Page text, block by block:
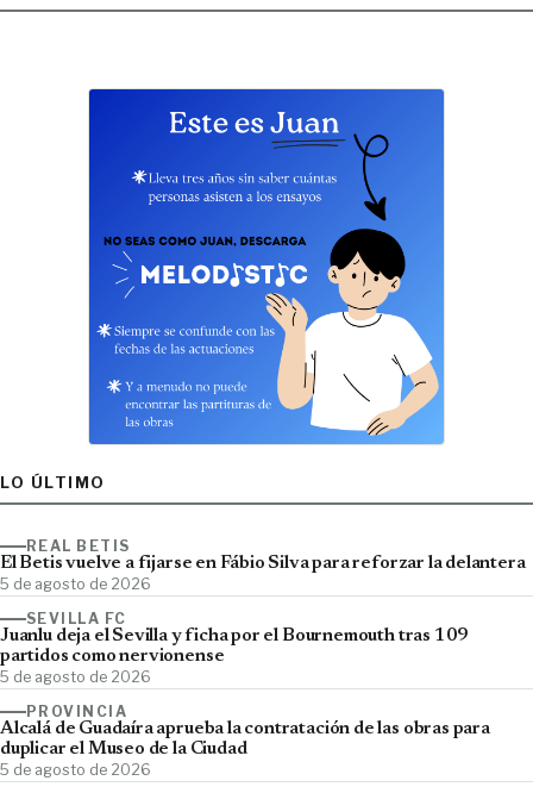
LO ÚLTIMO
REAL BETIS
El Betis vuelve a fijarse en Fábio Silva para reforzar la delantera
5 de agosto de 2026
SEVILLA FC
Juanlu deja el Sevilla y ficha por el Bournemouth tras 109
partidos como nervionense
5 de agosto de 2026
PROVINCIA
Alcalá de Guadaíra aprueba la contratación de las obras para
duplicar el Museo de la Ciudad
5 de agosto de 2026